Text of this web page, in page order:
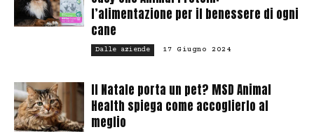
l’alimentazione per il benessere di ogni
cane
Dalle aziende 17 Giugno 2024
Il Natale porta un pet? MSD Animal
Health spiega come accoglierlo al
meglio